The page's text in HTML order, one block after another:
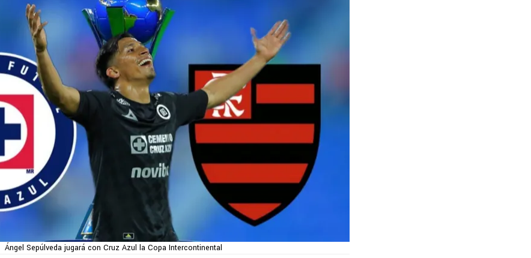
Ángel Sepúlveda jugará con Cruz Azul la Copa Intercontinental